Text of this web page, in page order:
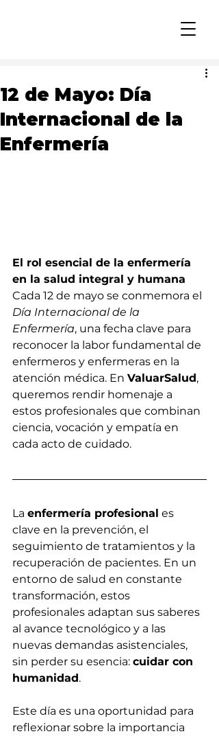
12 de Mayo: Día
Internacional de la
Enfermería
El rol esencial de la enfermería
en la salud integral y humana
Cada 12 de mayo se conmemora el
Día Internacional de la
Enfermería, una fecha clave para
reconocer la labor fundamental de
enfermeros y enfermeras en la
atención médica. En ValuarSalud,
queremos rendir homenaje a
estos profesionales que combinan
ciencia, vocación y empatía en
cada acto de cuidado.
La enfermería profesional es
clave en la prevención, el
seguimiento de tratamientos y la
recuperación de pacientes. En un
entorno de salud en constante
transformación, estos
profesionales adaptan sus saberes
al avance tecnológico y a las
nuevas demandas asistenciales,
sin perder su esencia: cuidar con
humanidad.
Este día es una oportunidad para
reflexionar sobre la importancia